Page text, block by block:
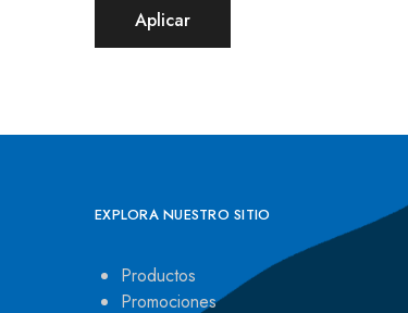
Aplicar
EXPLORA NUESTRO SITIO
Productos
Promociones